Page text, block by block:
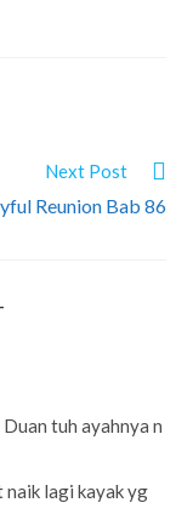
Next Post
Reunion Bab 86
tuh ayahnya n
naik lagi kayak yg